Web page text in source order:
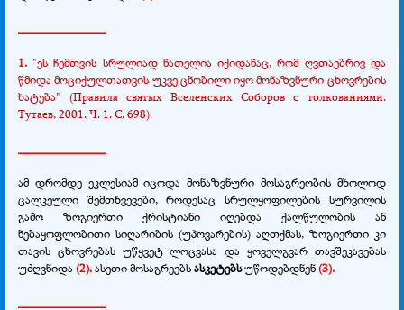
1. "ეს ჩემთვის სრულიად ნათელია იქიდანაც, რომ ღვთაებრივ და
წმიდა მოციქულთათვის უკვე ცნობილი იყო მონაზვნური ცხოვრების
ხატება" (Правила святых Вселенских Соборов с толкованиями.
Тутаев, 2001. Ч. 1. С. 698).
ამ დრომდე ეკლესიამ იცოდა მონაზვნური მოსაგრეობის მხოლოდ
ცალკეული შემთხვევები, როდესაც სრულყოფილების სურვილის
გამო ზოგიერთი ქრისტიანი იღებდა ქალწულობის ან
ნებაყოფლობითი სიღარიბის (უპოვარების) აღთქმას, ზოგიერთი კი
თავის ცხოვრებას უწყვეტ ლოცვასა და ყოველგვარ თავშეკავებას
უძღვნიდა (2).ასეთი მოსაგრეებსასკეტებსუწოდებდნენ(3).